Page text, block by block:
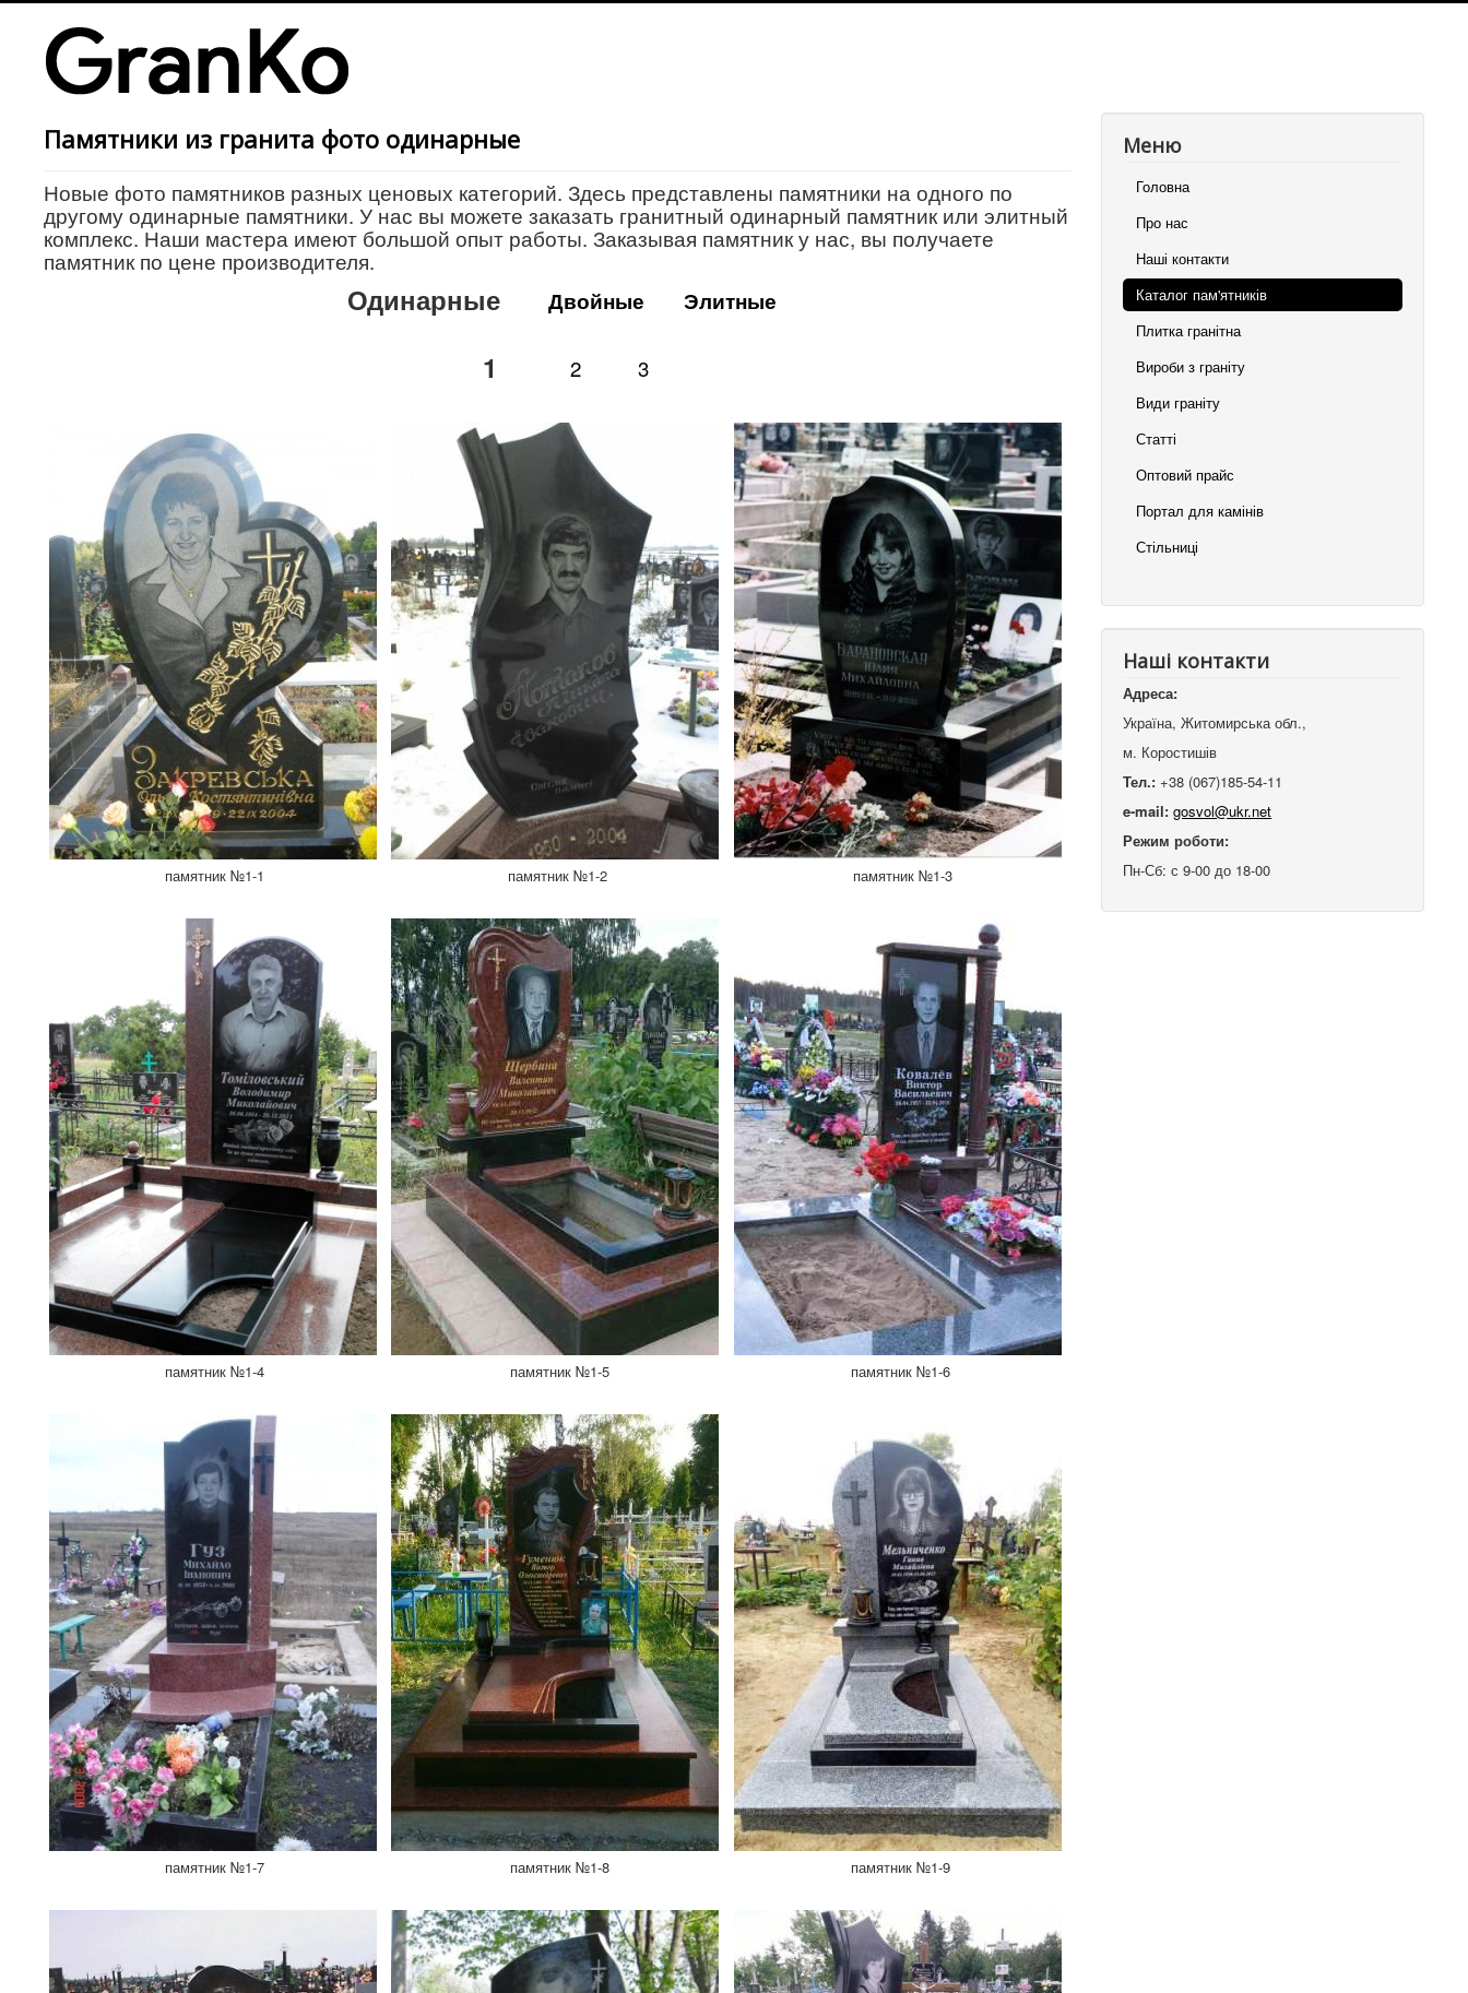
Памятники из гранита фото одинарные
Новые фото памятников разных ценовых категорий. Здесь представлены памятники на одного по
другому одинарные памятники. У нас вы можете заказать гранитный одинарный памятник или элитный
комплекс. Наши мастера имеют большой опыт работы. Заказывая памятник у нас, вы получаете
памятник по цене производителя.
Одинарные Двойные Элитные
1 2 3
памятник №1-1 памятник №1-2 памятник №1-3
памятник №1-4 памятник №1-5 памятник №1-6
памятник №1-7 памятник №1-8 памятник №1-9
Меню
Головна
Про нас
Наші контакти
Каталог пам'ятників
Плитка гранітна
Вироби з граніту
Види граніту
Статті
Оптовий прайс
Портал для камінів
Стільниці
Наші контакти
Адреса:
Україна, Житомирська обл.,
м. Коростишів
Тел.: +38 (067)185-54-11
e-mail: gosvol@ukr.net
Режим роботи:
Пн-Сб: с 9-00 до 18-00